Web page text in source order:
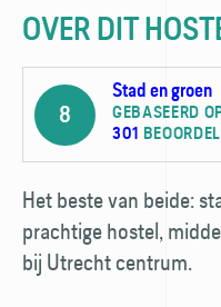
OVER DIT
8
Stad en groen
GEBASEERD
301
Het beste van beide:
prachtige hostel,
bij Utrecht centrum.